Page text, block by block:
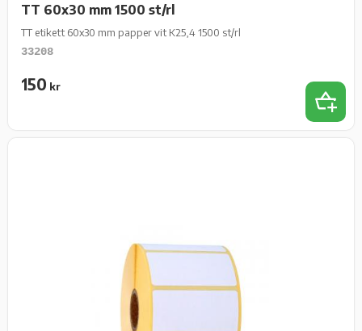
TT 60x30 mm 1500 st/rl
TT etikett 60x30 mm papper vit K25,4 1500 st/rl
33208
150 kr